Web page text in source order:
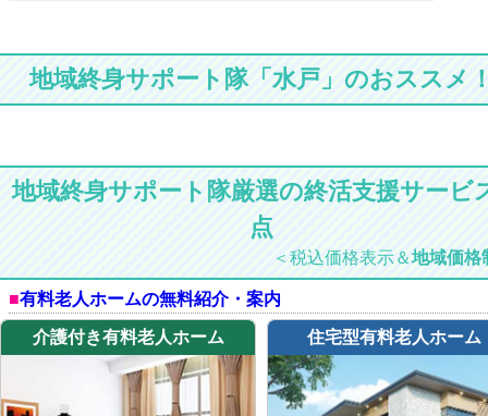
地域終身サポート隊「水戸」のおススメ
地域終身サポート隊厳選の終活支援サービ
点
＜税込価格表示＆地域価格
有料老人ホームの無料紹介・案内
介護付き有料老人ホーム 住宅型有料老人ホーム